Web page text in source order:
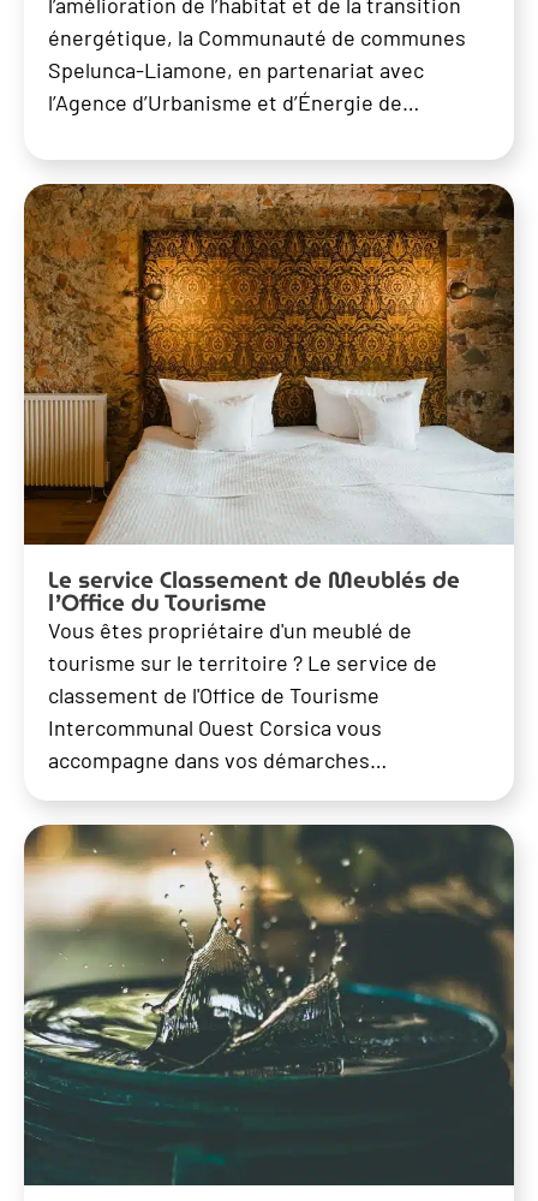
énergétique, la Communauté de communes
Spelunca-Liamone, en partenariat avec
l’Agence d’Urbanisme et d’Énergie de…
Le service Classement de Meublés de
l’Office du Tourisme
Vous êtes propriétaire d'un meublé de
tourisme sur le territoire ? Le service de
classement de l'Office de Tourisme
Intercommunal Ouest Corsica vous
accompagne dans vos démarches…